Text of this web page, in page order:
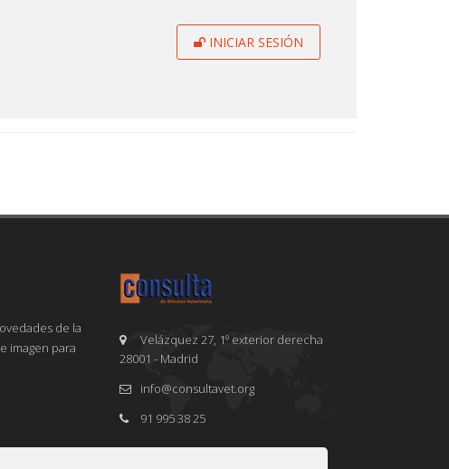
INICIAR SESIÓN
de la
imagen para
Velázquez 27, 1º exterior derecha
28001 - Madrid
info@consultavet.org
91 995 38 25